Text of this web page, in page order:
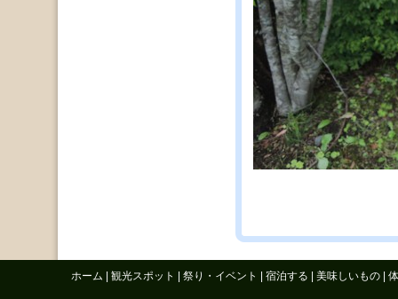
ホーム 観光スポット 祭り・イベント 宿泊する 美味しいもの